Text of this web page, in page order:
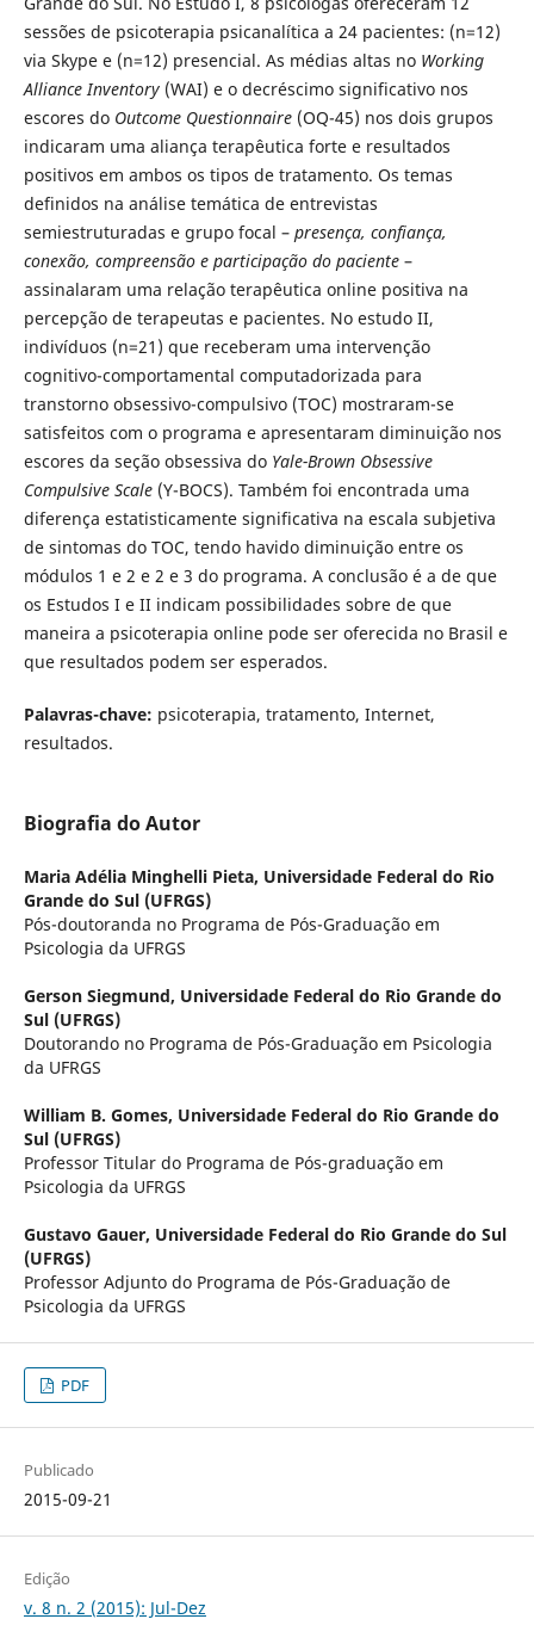
sessões de psicoterapia psicanalítica a 24 pacientes: (n=12)
via Skype e (n=12) presencial. As médias altas no Working
Alliance Inventory(WAI) e o decréscimo significativo nos
escores do Outcome Questionnaire(OQ-45) nos dois grupos
indicaram uma aliança terapêutica forte e resultados
positivos em ambos os tipos de tratamento. Os temas
definidos na análise temática de entrevistas
semiestruturadas e grupo focal – presença, confiança,
conexão, compreensão e participação do paciente –
assinalaram uma relação terapêutica online positiva na
percepção de terapeutas e pacientes. No estudo II,
indivíduos (n=21) que receberam uma intervenção
cognitivo-comportamental computadorizada para
transtorno obsessivo-compulsivo (TOC) mostraram-se
satisfeitos com o programa e apresentaram diminuição nos
escores da seção obsessiva do Yale-Brown Obsessive
Compulsive Scale(Y-BOCS). Também foi encontrada uma
diferença estatisticamente significativa na escala subjetiva
de sintomas do TOC, tendo havido diminuição entre os
módulos 1 e 2 e 2 e 3 do programa. A conclusão é a de que
os Estudos I e II indicam possibilidades sobre de que
maneira a psicoterapia online pode ser oferecida no Brasil e
que resultados podem ser esperados.
Palavras-chave: psicoterapia, tratamento, Internet,
resultados.
Biografia do Autor
Maria Adélia Minghelli Pieta, Universidade Federal do Rio
Grande do Sul (UFRGS)
Pós-doutoranda no Programa de Pós-Graduação em
Psicologia da UFRGS
Gerson Siegmund, Universidade Federal do Rio Grande do
Sul (UFRGS)
Doutorando no Programa de Pós-Graduação em Psicologia
da UFRGS
William B. Gomes, Universidade Federal do Rio Grande do
Sul (UFRGS)
Professor Titular do Programa de Pós-graduação em
Psicologia da UFRGS
Gustavo Gauer, Universidade Federal do Rio Grande do Sul
(UFRGS)
Professor Adjunto do Programa de Pós-Graduação de
Psicologia da UFRGS
PDF
Publicado
2015-09-21
Edição
v. 8 n. 2 (2015): Jul-Dez